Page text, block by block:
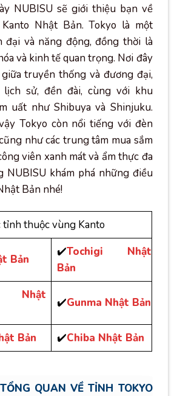
NUBISU sẽ giới thiệu bạn về
Nhật Bản. Tokyo là một
đại và năng động, đồng thời là
và kinh tế quan trọng. Nơi đây
truyền thống và đương đại,
sử, đền đài, cùng với khu
uất như Shibuya và Shinjuku.
Tokyo còn nổi tiếng với đèn
như các trung tâm mua sắm
viên xanh mát và ẩm thực đa
NUBISU khám phá những điều
Bản nhé!
tỉnh thuộc vùng Kanto
Bản
✔️Tochigi Nhật
Bản
Nhật
✔️Gunma Nhật Bản
Bản ✔️Chiba Nhật Bản
QUAN VỀ TỈNH TOKYO